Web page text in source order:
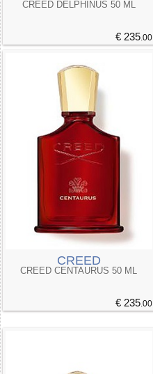
CREED DELPHINUS 50 ML
€ 235.00
CREED
CREED CENTAURUS 50 ML
€ 235.00